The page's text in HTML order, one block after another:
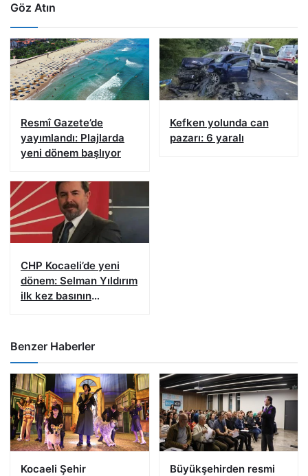
Göz Atın
Resmî Gazete’de
yayımlandı: Plajlarda
yeni dönem başlıyor
Kefken yolunda can
pazarı: 6 yaralı
CHP Kocaeli’de yeni
dönem: Selman Yıldırım
ilk kez basının
Benzer Haberler
Kocaeli Şehir
Büyükşehirden resmi